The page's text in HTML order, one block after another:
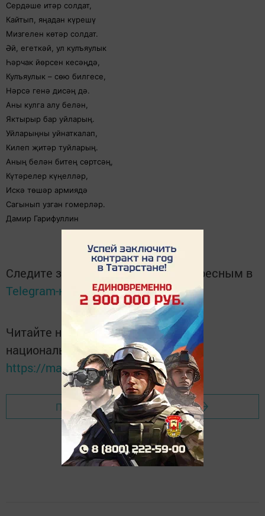
Сердәше итәр солдат,
Кайтып, яңадан күрешү
Мизгелен көтәр солдат.
Әй, егеткәй, ул кулъяулык
Һәрчак йөрсен кесәңдә,
Кулъяулык – сөю билгесе,
Нәрсә генә дисәң дә.
Аны кулга алу белән,
Яктырыр бар уйларың.
Уйларыңны уйнаткалап,
Килеп җитәр туйларың.
Аның белән битең сөртсәң,
Күтәрелер күңелләр,
Искә төшәр армиядә
Сагынып узган гомерләр.
Дамир Гарифуллин
Следите за самым важным и интересным в
Telegram-каналеТатмедиа
Читайте новости Татарстана в
национальном мессенджере MАХ:
https://max.ru/tatmedia
Перейти на страницу новости